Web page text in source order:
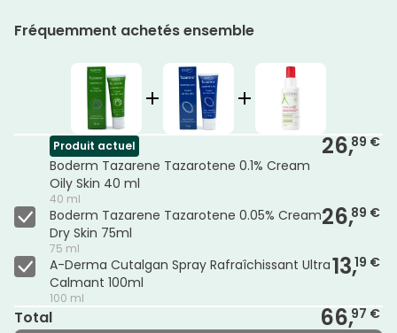
Fréquemment achetés ensemble
Produit actuel
Boderm Tazarene Tazarotene 0.1% Cream
Oily Skin 40 ml
40 ml
26,89 €
Boderm Tazarene Tazarotene 0.05% Cream
Dry Skin 75ml
75 ml
26,89 €
A-Derma Cutalgan Spray Rafraîchissant Ultra
Calmant 100ml
100 ml
13,19 €
Total 66,97 €